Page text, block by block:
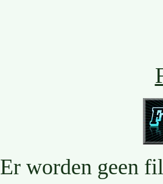
Er worden geen